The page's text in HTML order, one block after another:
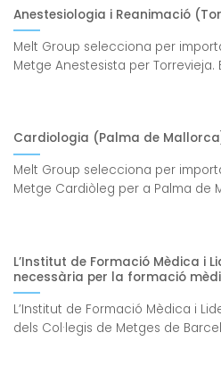
Anestesiologia i Reanimació
Melt Group selecciona per
Metge Anestesista per Torrevieja.
Cardiologia (Palma de
Melt Group selecciona per
Metge Cardiòleg per a Palma de
L’Institut de Formació Mèdica i
necessària per la formació
L’Institut de Formació Mèdica i
dels Col·legis de Metges de